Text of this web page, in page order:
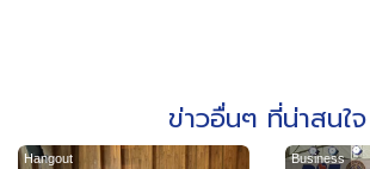
ข่าวอื่นๆ ที่น่าสนใจ
Hangout Business